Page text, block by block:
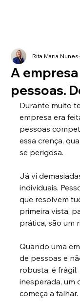
A
pessoas.
Rita Maria Nunes
Durante muito
empresa era
pessoas
essa crença,
se perigosa.
Já vi
individuais.
que resolvem
primeira vista,
prática, são um
Quando uma
de pessoas e
robusta, é frágil.
inesperada, um
começa a falhar.